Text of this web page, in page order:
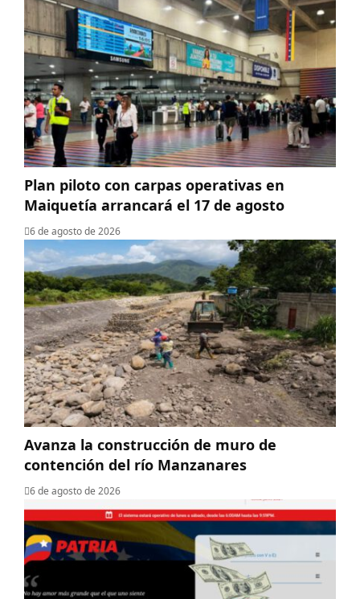
Plan piloto con carpas operativas en
Maiquetía arrancará el 17 de agosto
6 de agosto de 2026
Avanza la construcción de muro de
contención del río Manzanares
6 de agosto de 2026